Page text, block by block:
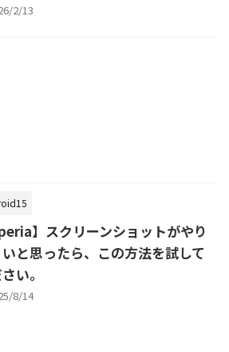
2/13
】スクリーンショットがやり
と思ったら、この方法を試して
い。
8/14